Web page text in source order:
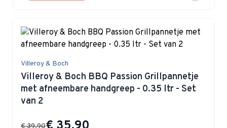
Villeroy & Boch
Villeroy & Boch BBQ Passion Grillpannetje
met afneembare handgreep - 0.35 ltr - Set
van 2
Special Price
€ 39,90